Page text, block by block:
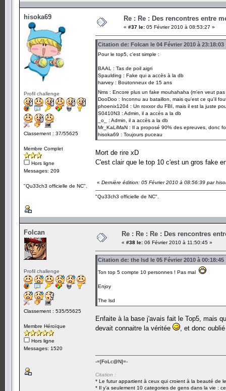
hisoka69
Profil challenge
Classement : 37/55625
Membre Complet
Hors ligne
Messages: 209
"Qu33ch3 officielle de NC".
Re : Re : Des rencontres entre
« #37 le: 05 Février 2010 à 08:53:27 »
Citation de: Folcan le 04 Février 2010 à 23:18:03
Pour le top5, c'est simple :
BAAL : Tas de poil aigri
Spaulding : Fake qui a accès à la db
harvey : Boutonneux de 15 ans
Nms : Encore plus un fake mouhahaha (m'en veut
DooDoo : Inconnu au bataillon, mais qu'est ce qu'il
phoenix1204 : Un roxxor du FBI, mais il est la juste
S0410N3 : Admin, il a accès a la db
_o_ : Admin, il a accès a la db
Mr_KaLiMaN : Il a proposé 90% des epreuves, donc
hisoka69 : Toujours puceau
Mort de rire xD
C'est clair que le top 10 c'est un gros fake
« Dernière édition: 05 Février 2010 à 08:56:39 par
"Qu33ch3 officielle de NC".
Folcan
Profil challenge
Classement : 535/55625
Membre Héroïque
Hors ligne
Messages: 1520
Re : Re : Re : Des rencontres
« #38 le: 06 Février 2010 à 11:50:45 »
Citation de: the lsd le 05 Février 2010 à 00:18:45
Ton top 5 compte 10 personnes ! Pas mal
Enjoy
The lsd
Enfaite à la base j'avais fait le Top5, mais
devait connaitre la véritée
, et donc
-=[FoLc@N]=-
Citation :
* Le futur appartient à ceux qui croient à la beauté de
* Il y'a seulement 10 categories de gens dans la vie :